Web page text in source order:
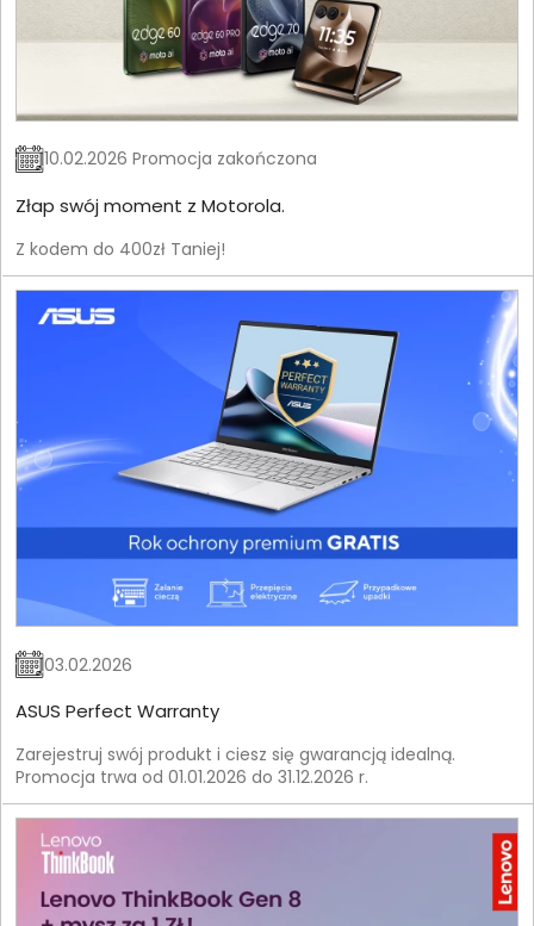
10.02.2026 Promocja zakończona
Złap swój moment z Motorola.
Z kodem do 400zł Taniej!
03.02.2026
ASUS Perfect Warranty
Zarejestruj swój produkt i ciesz się gwarancją idealną.
Promocja trwa od 01.01.2026 do 31.12.2026 r.